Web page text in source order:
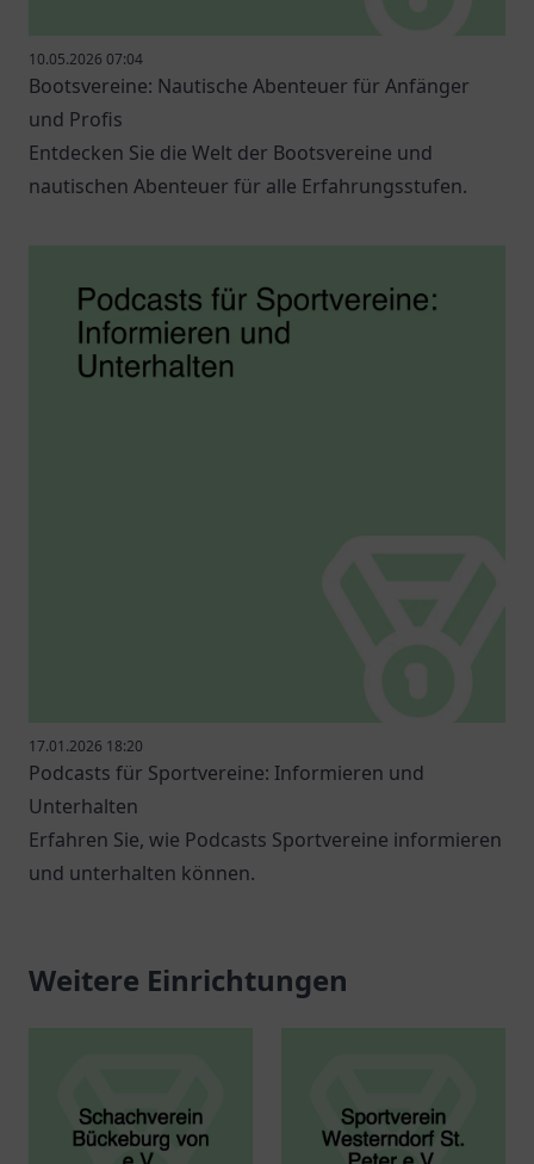
10.05.2026 07:04
Bootsvereine: Nautische Abenteuer für Anfänger
und Profis
Entdecken Sie die Welt der Bootsvereine und
nautischen Abenteuer für alle Erfahrungsstufen.
17.01.2026 18:20
Podcasts für Sportvereine: Informieren und
Unterhalten
Erfahren Sie, wie Podcasts Sportvereine informieren
und unterhalten können.
Weitere Einrichtungen